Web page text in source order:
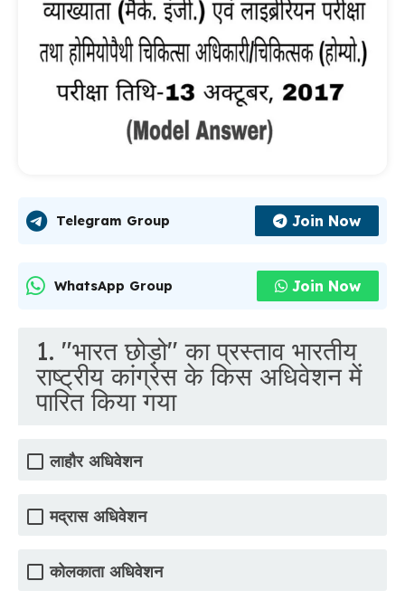
Telegram Group Join Now
WhatsApp Group Join Now
1. "भारत छोड़ो" का प्रस्ताव भारतीय
राष्ट्रीय कांग्रेस के किस अधिवेशन में
पारित किया गया
लाहौर अधिवेशन
मद्रास अधिवेशन
कोलकाता अधिवेशन